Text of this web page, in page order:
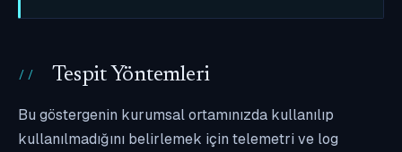
Tespit Yöntemleri
Bu göstergenin kurumsal ortamınızda kullanılıp
kullanılmadığını belirlemek için telemetri ve log